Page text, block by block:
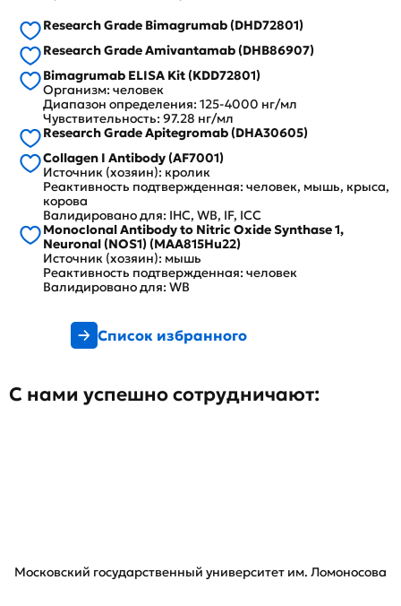
Research Grade Bimagrumab (DHD72801)
Research Grade Amivantamab (DHB86907)
Bimagrumab ELISA Kit (KDD72801)
Организм: человек
Диапазон определения: 125-4000 нг/мл
Чувствительность: 97.28 нг/мл
Research Grade Apitegromab (DHA30605)
Collagen I Antibody (AF7001)
Источник (хозяин): кролик
Реактивность подтвержденная: человек, мышь, крыса,
корова
Валидировано для: IHC, WB, IF, ICC
Monoclonal Antibody to Nitric Oxide Synthase 1,
Neuronal (NOS1) (MAA815Hu22)
Источник (хозяин): мышь
Реактивность подтвержденная: человек
Валидировано для: WB
Список избранного
С нами успешно сотрудничают:
Московский государственный университет им. Ломоносова